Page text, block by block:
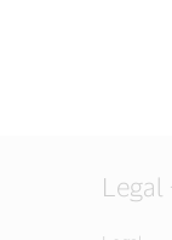
Legal